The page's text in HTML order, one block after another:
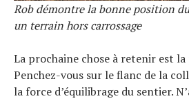
Rob démontre la bonne position
un terrain hors carrossage
La prochaine chose à retenir est
Penchez-vous sur le flanc de la
la force d’équilibrage du sentier.